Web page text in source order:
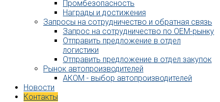
Промбезопасность
Награды и достижения
Запросы на сотрудничество и обратная связь
Запрос на сотрудничество по OEM-рынку
Отправить предложение в отдел
логистики
Отправить предложение в отдел закупок
Рынок автопроизводителей
АКОМ - выбор автопроизводителей
Новости
Контакты